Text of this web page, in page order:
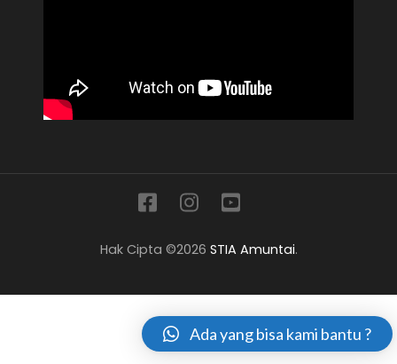
Hak Cipta ©2026 STIA Amuntai.
Ada yang bisa kami bantu ?